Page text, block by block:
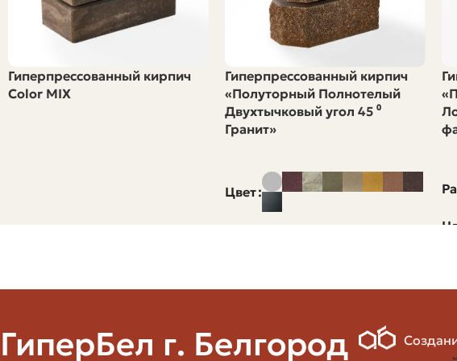
Чтобы не купить слишком много или слишком мало кирпича,
полнотелых кирпичей при обычном размере 250x120x65 мм и с
Всегда добавляйте запас 5–10% на брак, резку и подгонку углов.
подходящие элементы во время работ.
120 м2
6000 x
Гиперпрессованный кирпич
Color MIX
Гиперпрессованный кирпич
«Полуторный Полнотелый
Двухтычковый угол 45 ⁰
Гранит»
Цвет
ГиперБел г. Белгород